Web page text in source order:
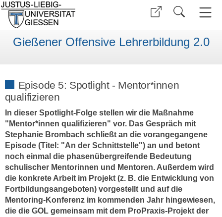
Gießener Offensive Lehrerbildung 2.0
Episode 5: Spotlight - Mentor*innen
qualifizieren
In dieser Spotlight-Folge stellen wir die Maßnahme
"Mentor*innen qualifizieren" vor. Das Gespräch mit
Stephanie Brombach schließt an die vorangegangene
Episode (Titel: "An der Schnittstelle") an und betont
noch einmal die phasenübergreifende Bedeutung
schulischer Mentorinnen und Mentoren. Außerdem wird
die konkrete Arbeit im Projekt (z. B. die Entwicklung von
Fortbildungsangeboten) vorgestellt und auf die
Mentoring-Konferenz im kommenden Jahr hingewiesen,
die die GOL gemeinsam mit dem ProPraxis-Projekt der